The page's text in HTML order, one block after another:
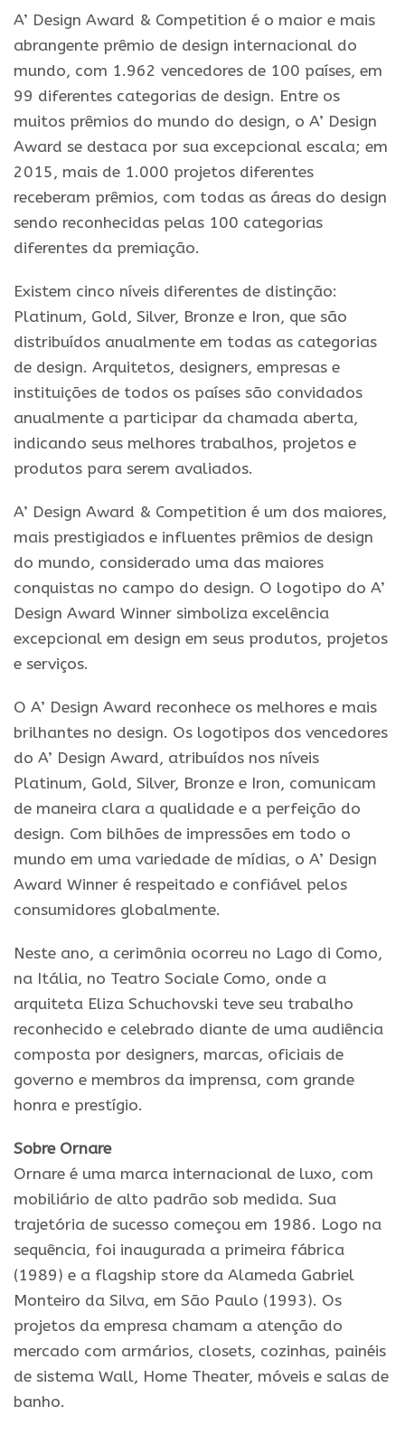
A’ Design Award & Competition é o maior e mais
abrangente prêmio de design internacional do
mundo, com 1.962 vencedores de 100 países, em
99 diferentes categorias de design. Entre os
muitos prêmios do mundo do design, o A’ Design
Award se destaca por sua excepcional escala; em
2015, mais de 1.000 projetos diferentes
receberam prêmios, com todas as áreas do design
sendo reconhecidas pelas 100 categorias
diferentes da premiação.
Existem cinco níveis diferentes de distinção:
Platinum, Gold, Silver, Bronze e Iron, que são
distribuídos anualmente em todas as categorias
de design. Arquitetos, designers, empresas e
instituições de todos os países são convidados
anualmente a participar da chamada aberta,
indicando seus melhores trabalhos, projetos e
produtos para serem avaliados.
A’ Design Award & Competition é um dos maiores,
mais prestigiados e influentes prêmios de design
do mundo, considerado uma das maiores
conquistas no campo do design. O logotipo do A’
Design Award Winner simboliza excelência
excepcional em design em seus produtos, projetos
e serviços.
O A’ Design Award reconhece os melhores e mais
brilhantes no design. Os logotipos dos vencedores
do A’ Design Award, atribuídos nos níveis
Platinum, Gold, Silver, Bronze e Iron, comunicam
de maneira clara a qualidade e a perfeição do
design. Com bilhões de impressões em todo o
mundo em uma variedade de mídias, o A’ Design
Award Winner é respeitado e confiável pelos
consumidores globalmente.
Neste ano, a cerimônia ocorreu no Lago di Como,
na Itália, no Teatro Sociale Como, onde a
arquiteta Eliza Schuchovski teve seu trabalho
reconhecido e celebrado diante de uma audiência
composta por designers, marcas, oficiais de
governo e membros da imprensa, com grande
honra e prestígio.
Sobre Ornare
Ornare é uma marca internacional de luxo, com
mobiliário de alto padrão sob medida. Sua
trajetória de sucesso começou em 1986. Logo na
sequência, foi inaugurada a primeira fábrica
(1989) e a flagship store da Alameda Gabriel
Monteiro da Silva, em São Paulo (1993). Os
projetos da empresa chamam a atenção do
mercado com armários, closets, cozinhas, painéis
de sistema Wall, Home Theater, móveis e salas de
banho.